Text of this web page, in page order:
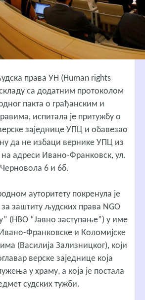
права УН (Human rights
са додатним протоколом
пакта о грађанским и
испитала је притужбу о
заједнице УПЦ и обавезао
да не избаци вернике УПЦ из
адреси Ивано-Франковск, ул.
Черновола 6 и 6б.
ауторитету покренула је
заштиту људских права NGO
(НВО “Јавно заступање”) у име
Франковске и Коломијске
(Василија Зализницког), који
верске заједнице која
у храму, а која је постала
судских тужби.